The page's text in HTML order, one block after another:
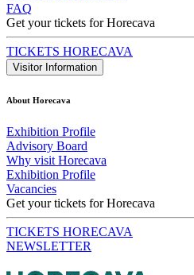
FAQ
Get your tickets for Horecava
TICKETS HORECAVA
Visitor Information
About Horecava
Exhibition Profile
Advisory Board
Why visit Horecava
Exhibition Profile
Vacancies
Get your tickets for Horecava
TICKETS HORECAVA
NEWSLETTER